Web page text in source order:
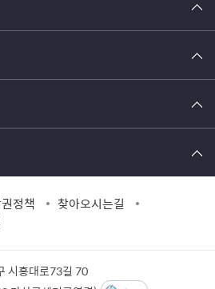
정책
찾아오시는길
시흥대로73길 70